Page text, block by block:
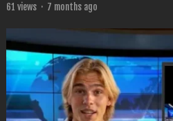
61 views · 7 months ago